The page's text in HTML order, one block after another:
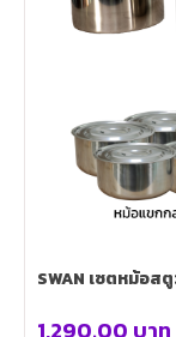
SWAN เซตหม้อส